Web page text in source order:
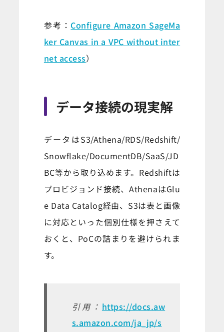
参考： Configure Amazon SageMa
ker Canvas in a VPC without inter
net access）
データ接続の現実解
データはS3/Athena/RDS/Redshift/
Snowflake/DocumentDB/SaaS/JD
BC等から取り込めます。Redshiftは
プロビジョンド接続、AthenaはGlu
e Data Catalog経由、S3は表と画像
に対応といった個別仕様を押さえて
おくと、PoCの詰まりを避けられま
す。
引用： https://docs.aw
s.amazon.com/ja_jp/s